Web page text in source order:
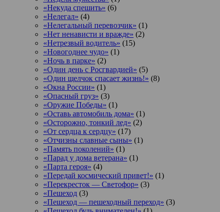
«Некуда спешить» (6)
«Нелегал» (4)
«Нелегальный перевозчик» (1)
«Нет ненависти и вражде» (2)
«Нетрезвый водитель» (15)
«Новогоднее чудо» (1)
«Ночь в парке» (2)
«Один день с Росгвардией» (5)
«Один щелчок спасает жизнь!» (8)
«Окна России» (1)
«Опасный груз» (3)
«Оружие Победы» (1)
«Оставь автомобиль дома» (1)
«Осторожно, тонкий лед» (2)
«От сердца к сердцу» (17)
«Отчизны славные сыны» (1)
«Память поколений» (1)
«Парад у дома ветерана» (1)
«Парта героя» (4)
«Передай космический привет!» (1)
«Перекресток — Светофор» (3)
«Пешеход (3)
«Пешеход — пешеходный переход» (3)